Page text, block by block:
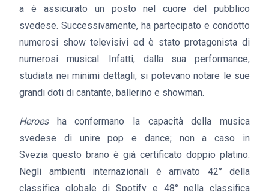
a è assicurato un posto nel cuore del pubblico
svedese. Successivamente, ha partecipato e condotto
numerosi show televisivi ed è stato protagonista di
numerosi musical. Infatti, dalla sua performance,
studiata nei minimi dettagli, si potevano notare le sue
grandi doti di cantante, ballerino e showman.
Heroesha confermano la capacità della musica
svedese di unire pop e dance; non a caso in
Svezia questo brano è già certificato doppio platino.
Negli ambienti internazionali è arrivato 42° della
classifica globale di Spotify e 48° nella classifica